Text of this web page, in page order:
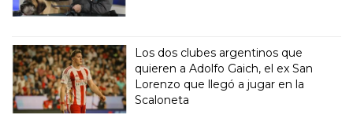
Los dos clubes argentinos que
quieren a Adolfo Gaich, el ex San
Lorenzo que llegó a jugar en la
Scaloneta